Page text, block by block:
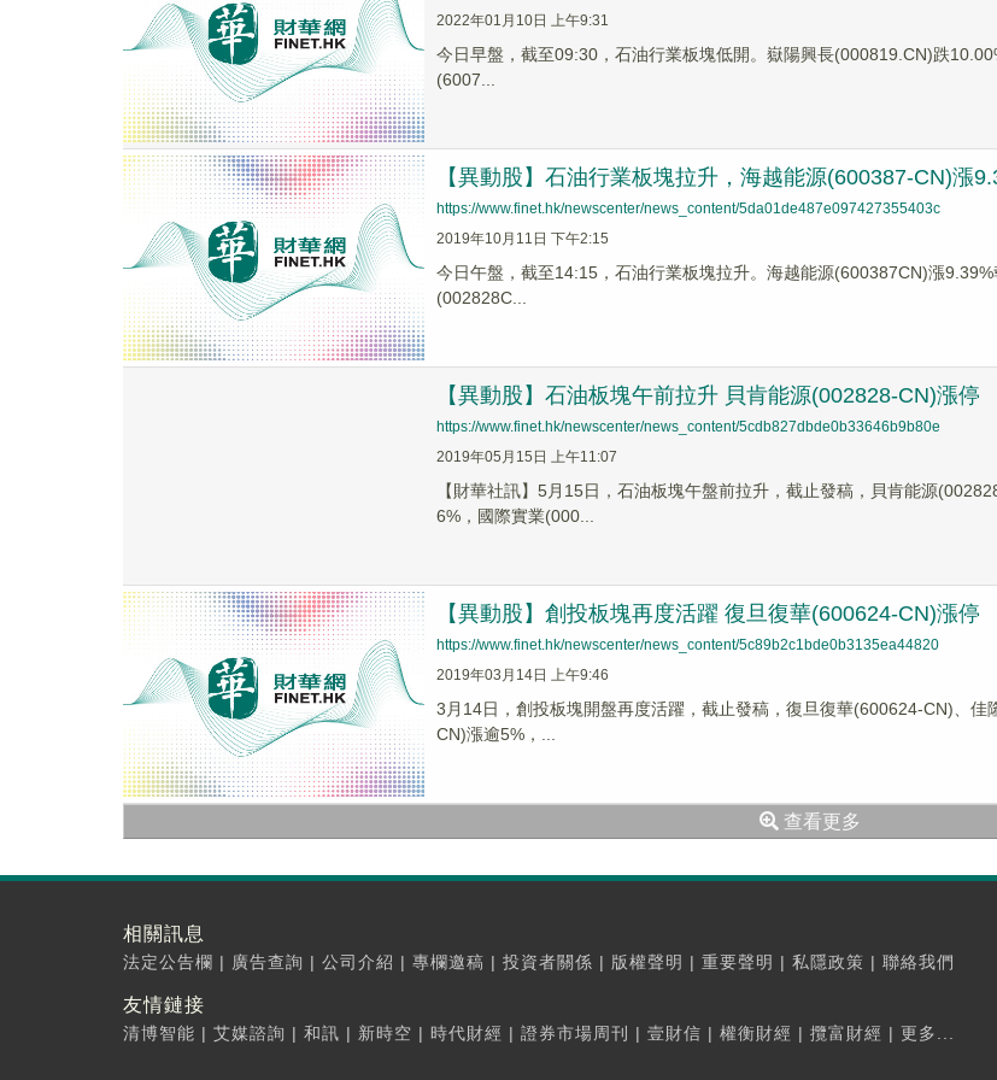
2022年01月10日 上午9:31
今日早盤，截至09:30，石油行業板塊低開。嶽陽興長(000819.CN)跌
(6007...
【異動股】石油行業板塊拉升，海越能源(600387-CN)漲
https://www.finet.hk/newscenter/news_content/5da01de487e097427355403c
2019年10月11日 下午2:15
今日午盤，截至14:15，石油行業板塊拉升。海越能源(600387CN)漲
(002828C...
【異動股】石油板塊午前拉升 貝肯能源(002828-CN)漲停
https://www.finet.hk/newscenter/news_content/5cdb827dbde0b33646b9b80e
2019年05月15日 上午11:07
【財華社訊】5月15日，石油板塊午盤前拉升，截止發稿，貝肯能源
6%，國際實業(000...
【異動股】創投板塊再度活躍 復旦復華(600624-CN)漲停
https://www.finet.hk/newscenter/news_content/5c89b2c1bde0b3135ea44820
2019年03月14日 上午9:46
3月14日，創投板塊開盤再度活躍，截止發稿，復旦復華(600624-CN)、
CN)漲逾5%，...
查看更多
相關訊息
法定公告欄 | 廣告查詢 | 公司介紹 | 專欄邀稿 | 投資者關係 | 版權聲明 | 重要聲明 | 私隱政策 | 聯絡我們
友情鏈接
清博智能 | 艾媒諮詢 | 和訊 | 新時空 | 時代財經 | 證券市場周刊 | 壹財信 | 權衡財經 | 攬富財經 | 更多...